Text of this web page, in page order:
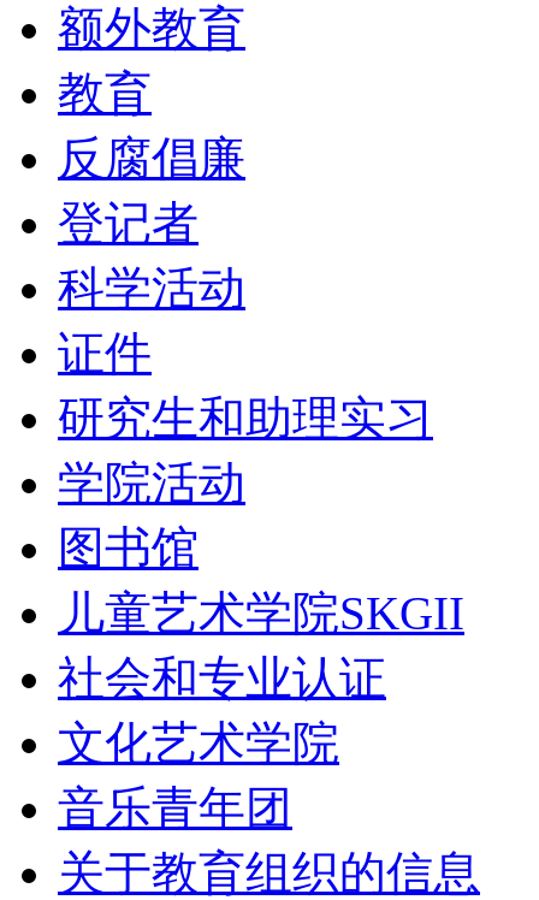
额外教育
教育
反腐倡廉
登记者
科学活动
证件
研究生和助理实习
学院活动
图书馆
儿童艺术学院SKGII
社会和专业认证
文化艺术学院
音乐青年团
关于教育组织的信息